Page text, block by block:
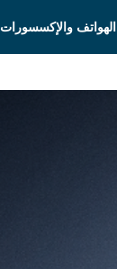
الهواتف والإكسسورات